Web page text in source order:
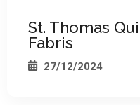
St. Thomas
Fabris
27/12/2024